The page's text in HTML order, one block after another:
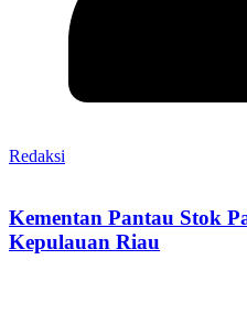
Redaksi
Kementan Pantau Stok
Kepulauan Riau